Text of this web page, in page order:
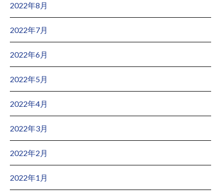
2022年8月
2022年7月
2022年6月
2022年5月
2022年4月
2022年3月
2022年2月
2022年1月